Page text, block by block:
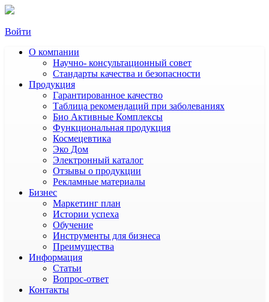
Войти
О компании
Научно- консультационный совет
Стандарты качества и безопасности
Продукция
Гарантированное качество
Таблица рекомендаций при заболеваниях
Био Активные Комплексы
Функциональная продукция
Космецевтика
Эко Дом
Электронный каталог
Отзывы о продукции
Рекламные материалы
Бизнес
Маркетинг план
Истории успеха
Обучение
Инструменты для бизнеса
Преимущества
Информация
Статьи
Вопрос-ответ
Контакты